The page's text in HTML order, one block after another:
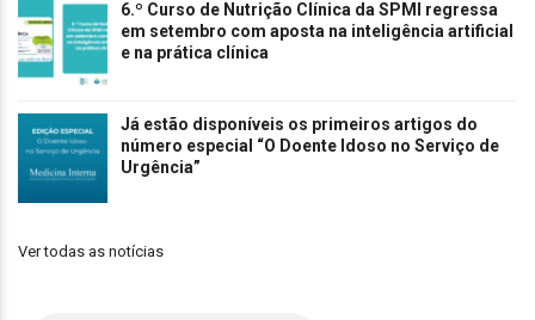
6.º Curso de Nutrição Clínica da SPMI regressa
em setembro com aposta na inteligência artificial
e na prática clínica
Já estão disponíveis os primeiros artigos do
número especial “O Doente Idoso no Serviço de
Urgência”
Ver todas as notícias